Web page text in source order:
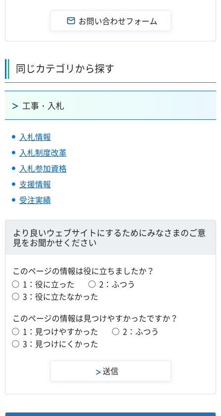
同じカテゴリから探す
工事・入札
入札情報
入札制度改革
入札参加資格
支援情報
受注実績
より良いウェブサイトにするためにみなさまのご意
見をお聞かせください
このページの情報は役に立ちましたか？
1：役に立った
2：ふつう
3：役に立たなかった
このページの情報は見つけやすかったですか？
1：見つけやすかった
2：ふつう
3：見つけにくかった